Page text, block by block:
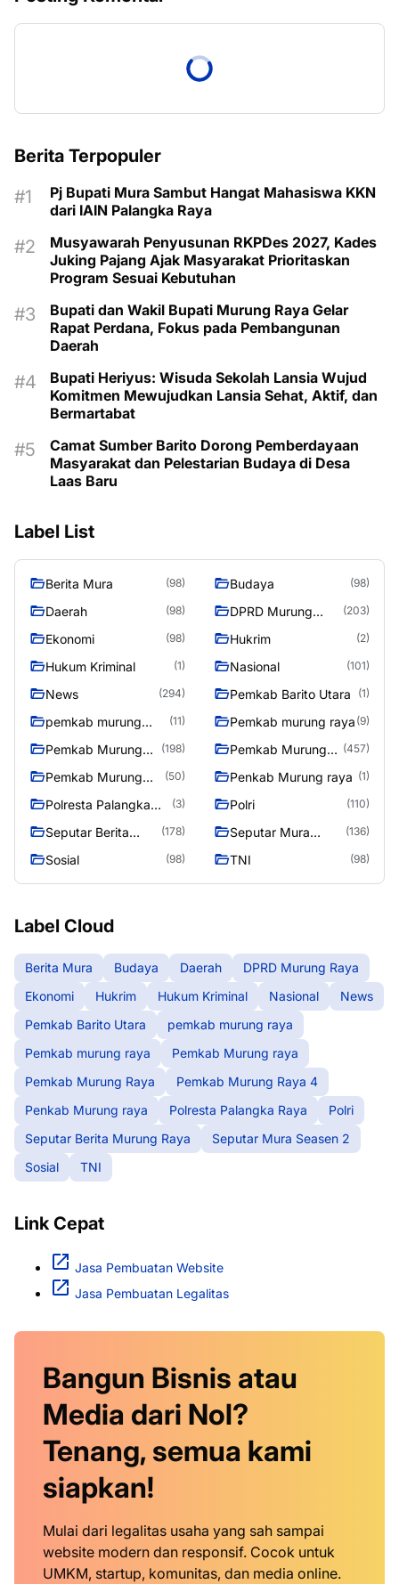
Berita Terpopuler
Pj Bupati Mura Sambut Hangat Mahasiswa KKN
dari IAIN Palangka Raya
Musyawarah Penyusunan RKPDes 2027, Kades
Juking Pajang Ajak Masyarakat Prioritaskan
Program Sesuai Kebutuhan
Bupati dan Wakil Bupati Murung Raya Gelar
Rapat Perdana, Fokus pada Pembangunan
Daerah
Bupati Heriyus: Wisuda Sekolah Lansia Wujud
Komitmen Mewujudkan Lansia Sehat, Aktif, dan
Bermartabat
Camat Sumber Barito Dorong Pemberdayaan
Masyarakat dan Pelestarian Budaya di Desa
Laas Baru
Label List
Berita Mura (98) Budaya (98)
Daerah (98)
DPRD Murung
(203)
Ekonomi (98) Hukrim (2)
Hukum Kriminal (1) Nasional (101)
News (294) Pemkab Barito Utara (1)
pemkab murung
(11) Pemkab murung raya (9)
Pemkab Murung
(198)
Pemkab Murung
(457)
Pemkab Murung
(50) Penkab Murung raya (1)
Polresta Palangka
(3) Polri (110)
Seputar Berita
(178)
Seputar Mura
(136)
Sosial (98) TNI (98)
Label Cloud
Berita Mura Budaya Daerah
DPRD Murung Raya
Ekonomi
Hukrim Hukum Kriminal Nasional
News
Pemkab Barito Utara
pemkab murung raya
Pemkab murung raya
Pemkab Murung raya
Pemkab Murung Raya
Pemkab Murung Raya 4
Penkab Murung raya
Polresta Palangka Raya
Polri
Seputar Berita Murung Raya
Seputar Mura Seasen 2
Sosial
TNI
Link Cepat
Jasa Pembuatan Website
Jasa Pembuatan Legalitas
Bangun Bisnis atau
Media dari Nol?
Tenang, semua kami
siapkan!
Mulai dari legalitas usaha yang sah sampai
website modern dan responsif. Cocok untuk
UMKM, startup, komunitas, dan media online.